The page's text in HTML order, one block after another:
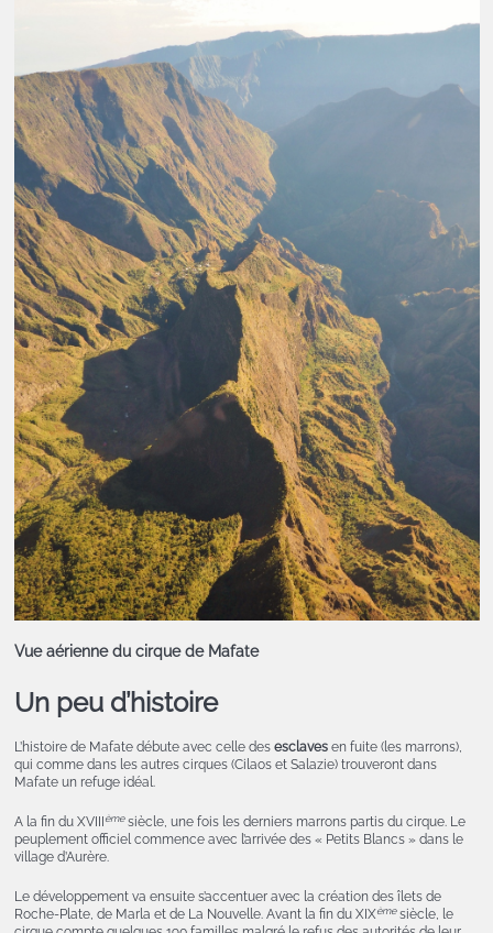
Vue aérienne du cirque de Mafate
Un peu d’histoire
L’histoire de Mafate débute avec celle des esclaves en fuite (les marrons),
qui comme dans les autres cirques (Cilaos et Salazie) trouveront dans
Mafate un refuge idéal.
A la fin du XVIII èmesiècle, une fois les derniers marrons partis du cirque. Le
peuplement officiel commence avec l’arrivée des « Petits Blancs » dans le
village d’Aurère.
Le développement va ensuite s’accentuer avec la création des îlets de
Roche-Plate, de Marla et de La Nouvelle. Avant la fin du XIXèmesiècle, le